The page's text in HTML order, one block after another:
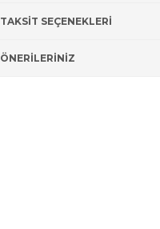
TAKSİT SEÇENEKLERİ
ÖNERİLERİNİZ